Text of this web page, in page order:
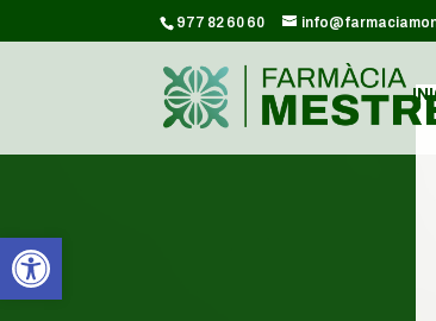
Obre la barra d'eines
CODI GOOGLE ANALYTICS:
977 82 60 60